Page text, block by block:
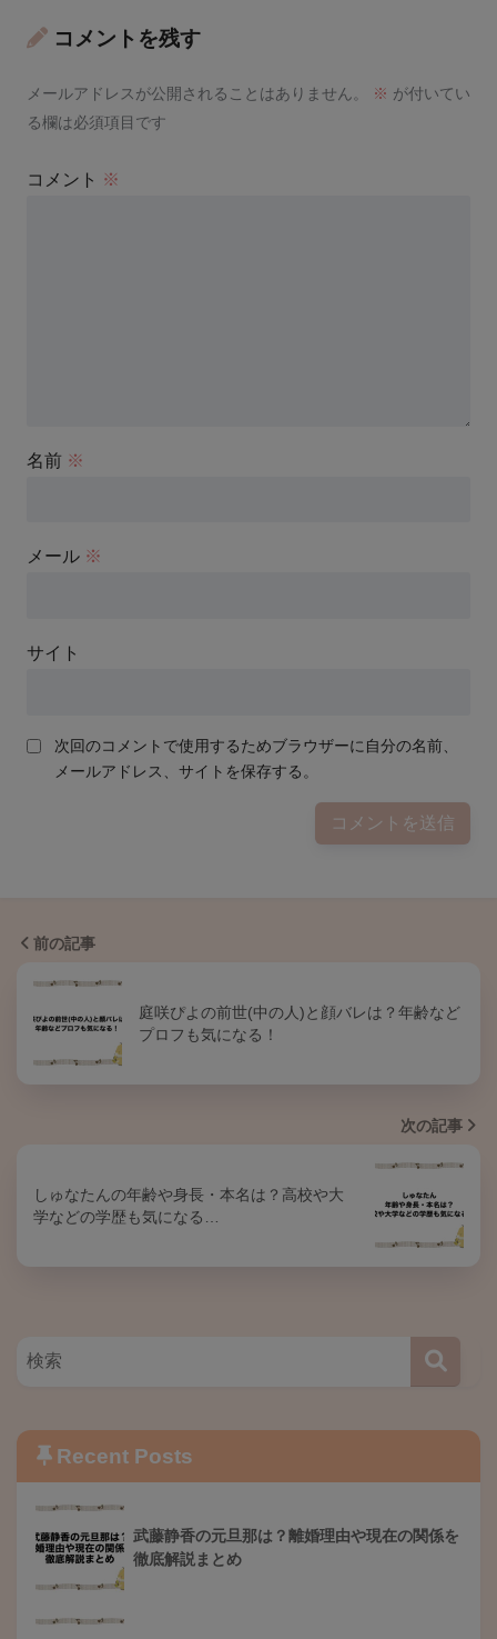
コメントを残す
メールアドレスが公開されることはありません。 ※ が付いてい
る欄は必須項目です
コメント ※
名前 ※
メール ※
サイト
次回のコメントで使用するためブラウザーに自分の名前、
メールアドレス、サイトを保存する。
前の記事
庭咲ぴよの前世(中の人)と顔バレは？年齢など
プロフも気になる！
次の記事
しゅなたんの年齢や身長・本名は？高校や大
学などの学歴も気になる…
Recent Posts
武藤静香の元旦那は？離婚理由や現在の関係を
徹底解説まとめ